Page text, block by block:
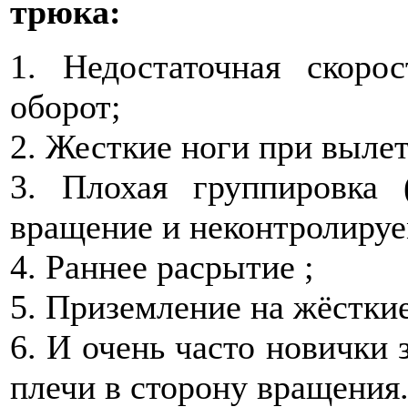
трюка:
1. Недостаточная
оборот;
2. Жесткие ноги при
3. Плохая группировка
вращение и
4. Раннее расрытие ;
5. Приземление на
6. И очень часто новички
плечи в сторону вращения.